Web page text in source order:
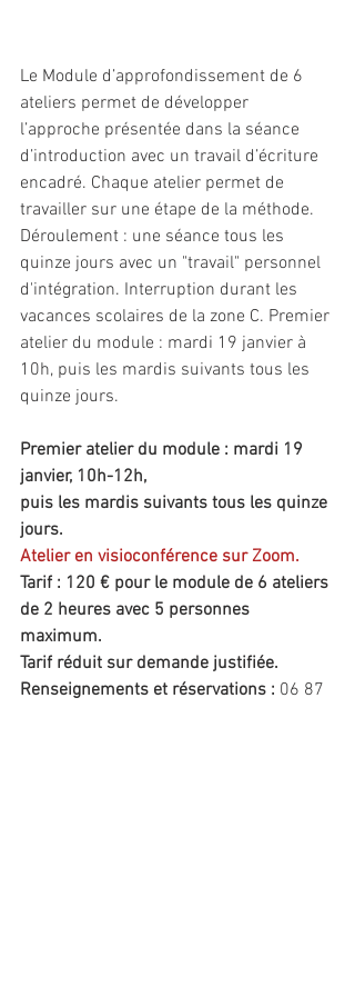
Le Module d’approfondissement de 6
ateliers permet de développer
l’approche présentée dans la séance
d’introduction avec un travail d’écriture
encadré. Chaque atelier permet de
travailler sur une étape de la méthode.
Déroulement : une séance tous les
quinze jours avec un "travail" personnel
d'intégration. Interruption durant les
vacances scolaires de la zone C. Premier
atelier du module : mardi 19 janvier à
10h, puis les mardis suivants tous les
quinze jours.
Premier atelier du module : mardi 19
janvier, 10h-12h,
puis les mardis suivants tous les quinze
jours.
Atelier en visioconférence sur Zoom.
Tarif : 120 € pour le module de 6 ateliers
de 2 heures avec 5 personnes
maximum.
Tarif réduit sur demande justifiée.
Renseignements et réservations : 06 87